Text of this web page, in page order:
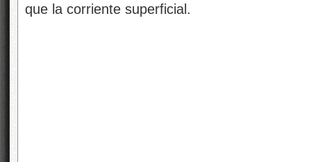
que la corriente superficial.